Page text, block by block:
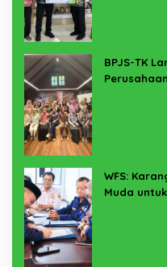
BPJS-TK
WFS:
Muda